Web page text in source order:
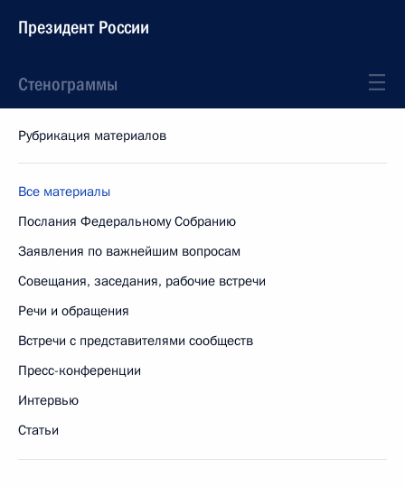
Президент России
Стенограммы
Рубрикация материалов
Все материалы
Послания Федеральному Собранию
Заявления по важнейшим вопросам
Совещания, заседания, рабочие встречи
Речи и обращения
Встречи с представителями сообществ
Пресс-конференции
Интервью
Статьи